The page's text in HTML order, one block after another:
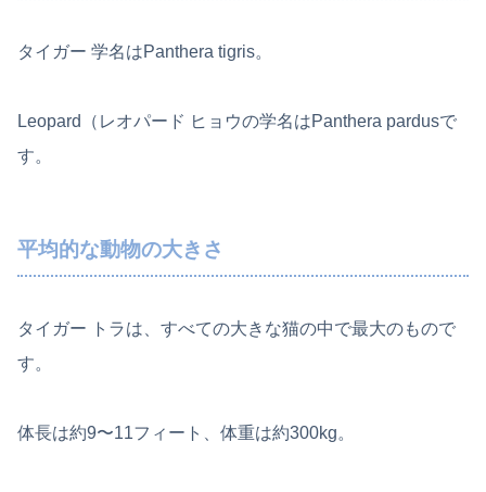
タイガー 学名はPanthera tigris。
Leopard（レオパード ヒョウの学名はPanthera pardusで
す。
平均的な動物の大きさ
タイガー トラは、すべての大きな猫の中で最大のもので
す。
体長は約9〜11フィート、体重は約300kg。